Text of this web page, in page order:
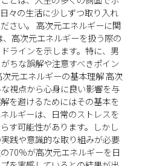
々の生活に少しずつ取り入れ
さい。 高次元エネルギーに関
高次元エネルギーを扱う際の
ラインを示します。特に、男
ちな誤解や注意すべきポイン
元エネルギーの基本理解 高次
視点から心身に良い影響を与
を避けるためにはその基本を
ルギーは、日常のストレスを
す可能性があります。しかし
践や意識的な取り組みが必要
70%が高次元エネルギーを日